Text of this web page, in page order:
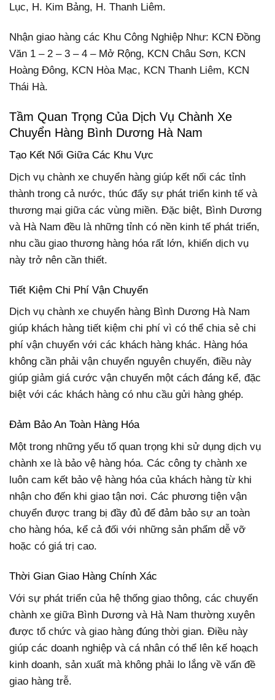
Lục, H. Kim Bảng, H. Thanh Liêm.
Nhận giao hàng các Khu Công Nghiệp Như: KCN Đồng
Văn 1 – 2 – 3 – 4 – Mở Rộng, KCN Châu Sơn, KCN
Hoàng Đông, KCN Hòa Mạc, KCN Thanh Liêm, KCN
Thái Hà.
Tầm Quan Trọng Của Dịch Vụ Chành Xe
Chuyển Hàng Bình Dương Hà Nam
Tạo Kết Nối Giữa Các Khu Vực
Dịch vụ chành xe chuyển hàng giúp kết nối các tỉnh
thành trong cả nước, thúc đẩy sự phát triển kinh tế và
thương mại giữa các vùng miền. Đặc biệt, Bình Dương
và Hà Nam đều là những tỉnh có nền kinh tế phát triển,
nhu cầu giao thương hàng hóa rất lớn, khiến dịch vụ
này trở nên cần thiết.
Tiết Kiệm Chi Phí Vận Chuyển
Dịch vụ chành xe chuyển hàng Bình Dương Hà Nam
giúp khách hàng tiết kiệm chi phí vì có thể chia sẻ chi
phí vận chuyển với các khách hàng khác. Hàng hóa
không cần phải vận chuyển nguyên chuyến, điều này
giúp giảm giá cước vận chuyển một cách đáng kể, đặc
biệt với các khách hàng có nhu cầu gửi hàng ghép.
Đảm Bảo An Toàn Hàng Hóa
Một trong những yếu tố quan trọng khi sử dụng dịch vụ
chành xe là bảo vệ hàng hóa. Các công ty chành xe
luôn cam kết bảo vệ hàng hóa của khách hàng từ khi
nhận cho đến khi giao tận nơi. Các phương tiện vận
chuyển được trang bị đầy đủ để đảm bảo sự an toàn
cho hàng hóa, kể cả đối với những sản phẩm dễ vỡ
hoặc có giá trị cao.
Thời Gian Giao Hàng Chính Xác
Với sự phát triển của hệ thống giao thông, các chuyến
chành xe giữa Bình Dương và Hà Nam thường xuyên
được tổ chức và giao hàng đúng thời gian. Điều này
giúp các doanh nghiệp và cá nhân có thể lên kế hoạch
kinh doanh, sản xuất mà không phải lo lắng về vấn đề
giao hàng trễ.